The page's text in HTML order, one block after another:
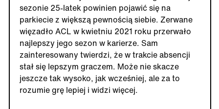
sezonie 25-latek powinien pojawić się na
parkiecie z większą pewnością siebie. Zerwane
więzadło ACL w kwietniu 2021 roku przerwało
najlepszy jego sezon w karierze. Sam
zainteresowany twierdzi, że w trakcie absencji
stał się lepszym graczem. Może nie skacze
jeszcze tak wysoko, jak wcześniej, ale za to
rozumie grę lepiej i widzi więcej.